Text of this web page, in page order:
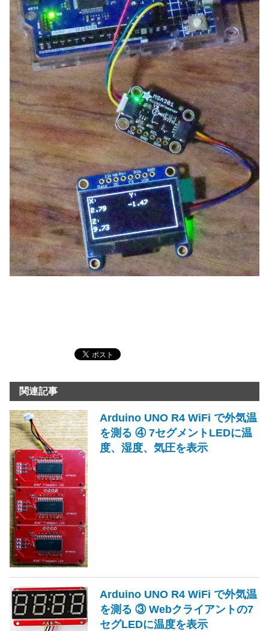
関連記事
Arduino UNO R4 WiFi で外気温
を測る ④ 7セグメントLEDに温
度、湿度、気圧を表示
Arduino UNO R4 WiFi で外気温
を測る ③ Webクライアントの7
セグLEDに温度を表示